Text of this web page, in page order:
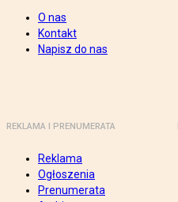
O nas
Kontakt
Napisz do nas
REKLAMA I PRENUMERATA
Reklama
Ogłoszenia
Prenumerata